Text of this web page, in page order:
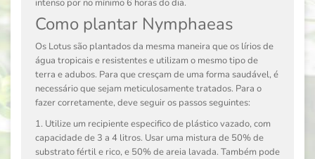
intenso por no mínimo 6 horas do dia.
Como plantar Nymphaeas
Os Lotus são plantados da mesma maneira que os lírios de
água tropicais e resistentes e utilizam o mesmo tipo de
terra e adubos. Para que cresçam de uma forma saudável, é
necessário que sejam meticulosamente tratados. Para o
fazer corretamente, deve seguir os passos seguintes:
1. Utilize um recipiente especifico de plástico vazado, com
capacidade de 3 a 4 litros. Usar uma mistura de 50% de
substrato fértil e rico, e 50% de areia lavada. Também pode